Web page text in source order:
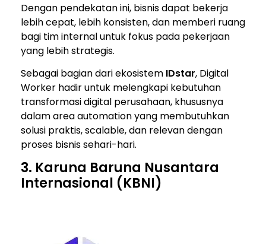
Dengan pendekatan ini, bisnis dapat bekerja
lebih cepat, lebih konsisten, dan memberi ruang
bagi tim internal untuk fokus pada pekerjaan
yang lebih strategis.
Sebagai bagian dari ekosistem IDstar, Digital
Worker hadir untuk melengkapi kebutuhan
transformasi digital perusahaan, khususnya
dalam area automation yang membutuhkan
solusi praktis, scalable, dan relevan dengan
proses bisnis sehari-hari.
3. Karuna Baruna Nusantara
Internasional (KBNI)